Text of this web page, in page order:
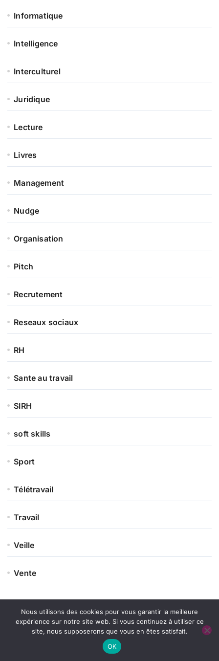
Informatique
Intelligence
Interculturel
Juridique
Lecture
Livres
Management
Nudge
Organisation
Pitch
Recrutement
Reseaux sociaux
RH
Sante au travail
SIRH
soft skills
Sport
Télétravail
Travail
Veille
Vente
En savoir plus sur StorizBorn
Nous utilisons des cookies pour vous garantir la meilleure
expérience sur notre site web. Si vous continuez à utiliser ce
site, nous supposerons que vous en êtes satisfait.
OK